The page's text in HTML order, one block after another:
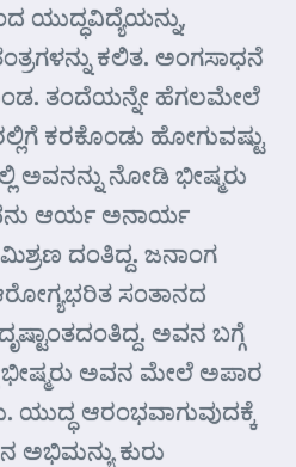
ಯುದ್ಧವಿದ್ಯೆಯನ್ನು,
ಕಲಿತ. ಅಂಗಸಾಧನೆ
ತಂದೆಯನ್ನೇ ಹೆಗಲಮೇಲೆ
ಕರಕೊಂಡು ಹೋಗುವಷ್ಟು
ಅವನನ್ನು ನೋಡಿ ಭೀಷ್ಮರು
ಆರ್ಯ ಅನಾರ್ಯ
ದಂತಿದ್ದ. ಜನಾಂಗ
ಸಂತಾನದ
ಅವನ ಬಗ್ಗೆ
ಭೀಷ್ಮರು ಅವನ ಮೇಲೆ ಅಪಾರ
ಯುದ್ಧ ಆರಂಭವಾಗುವುದಕ್ಕೆ
ಅಭಿಮನ್ಯು ಕುರು